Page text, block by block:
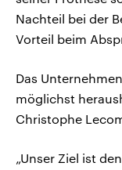
Nachteil bei der
Vorteil beim
Das
möglichst
Christophe
„Unser Ziel ist